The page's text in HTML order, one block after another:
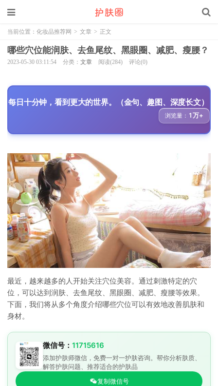
当前位置： 化妆品推荐网 > 文章 > 正文
哪些穴位能润肤、去鱼尾纹、黑眼圈、减肥、瘦腰？
2023-05-30 03:11:54 分类： 文章 阅读(284) 评论(0)
每日十分钟，看到更大的世界。（金句、趣图、深度长文）
浏览量： 1万+
最近，越来越多的人开始关注穴位美容。通过刺激特定的穴
位，可以达到润肤、去鱼尾纹、黑眼圈、减肥、瘦腰等效果。
下面，我们将从多个角度介绍哪些穴位可以有效地改善肌肤和
身材。
微信号： 11715616
添加护肤师微信，免费一对一护肤咨询。帮你分析肤质、
解答护肤问题、推荐适合的护肤品
复制微信号